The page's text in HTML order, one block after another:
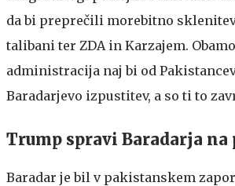
da bi preprečili morebitno
talibani ter ZDA in Karzajem.
administracija naj bi od
Baradarjevo izpustitev, a so ti to
Trump spravi Baradarja na
Baradar je bil v pakistanskem